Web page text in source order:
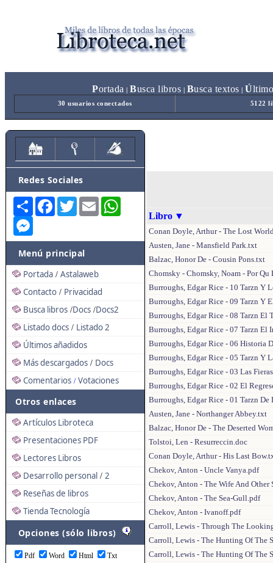
Portada Busca libros Busca textos Ú
30 usuarios conectados 5122
Redes Sociales
Share FacebookTwitterEmail
Menú principal
Portada / Astalaweb
Contacto / Privacidad
Busca libros /Docs /Docs2
Listado docs / Listado 2
Últimos añadidos
Más descargados / Docs
Comentarios / Votaciones
Otros enlaces
Artículos Libroteca
Presentaciones PDF
Lectores Libros
Desarrollo personal / 2
Reseñas de libros
Tienda Tecnología
Opciones (sólo libros)
Pdf Word Html Txt
Libro ▼
Conan Doyle, Arthur - The Lost
Austen, Jane - Mansfield Park.txt
Balzac, Honor De - Cousin Pons.txt
Chomsky - Chomsky, Noam - Por
Burroughs, Edgar Rice - 10 Tarzn Y
Burroughs, Edgar Rice - 09 Tarzn Y
Burroughs, Edgar Rice - 08 Tarzn El
Burroughs, Edgar Rice - 07 Tarzn El
Burroughs, Edgar Rice - 06 Historia
Burroughs, Edgar Rice - 05 Tarzn Y
Burroughs, Edgar Rice - 03 Las
Burroughs, Edgar Rice - 02 El
Burroughs, Edgar Rice - 01 Tarzn
Austen, Jane - Northanger Abbey.txt
Balzac, Honor De - The Deserted
Tolstoi, Len - Resurreccin.doc
Conan Doyle, Arthur - His Last
Chekov, Anton - Uncle Vanya.pdf
Chekov, Anton - The Wife And Other
Chekov, Anton - The Sea-Gull.pdf
Chekov, Anton - Ivanoff.pdf
Carroll, Lewis - Through The
Carroll, Lewis - The Hunting Of The
Carroll, Lewis - The Hunting Of The